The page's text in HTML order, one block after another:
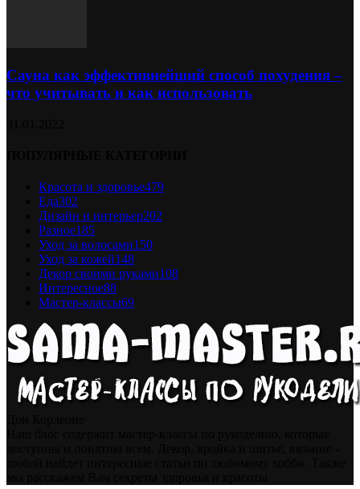
Сауна как эффективнейший способ похудения –
что учитывать и как использовать
Красота и здоровье479
Еда302
Дизайн и интерьер202
Разное185
Уход за волосами150
Уход за кожей148
Декор своими руками108
Интересное88
Мастер-классы69